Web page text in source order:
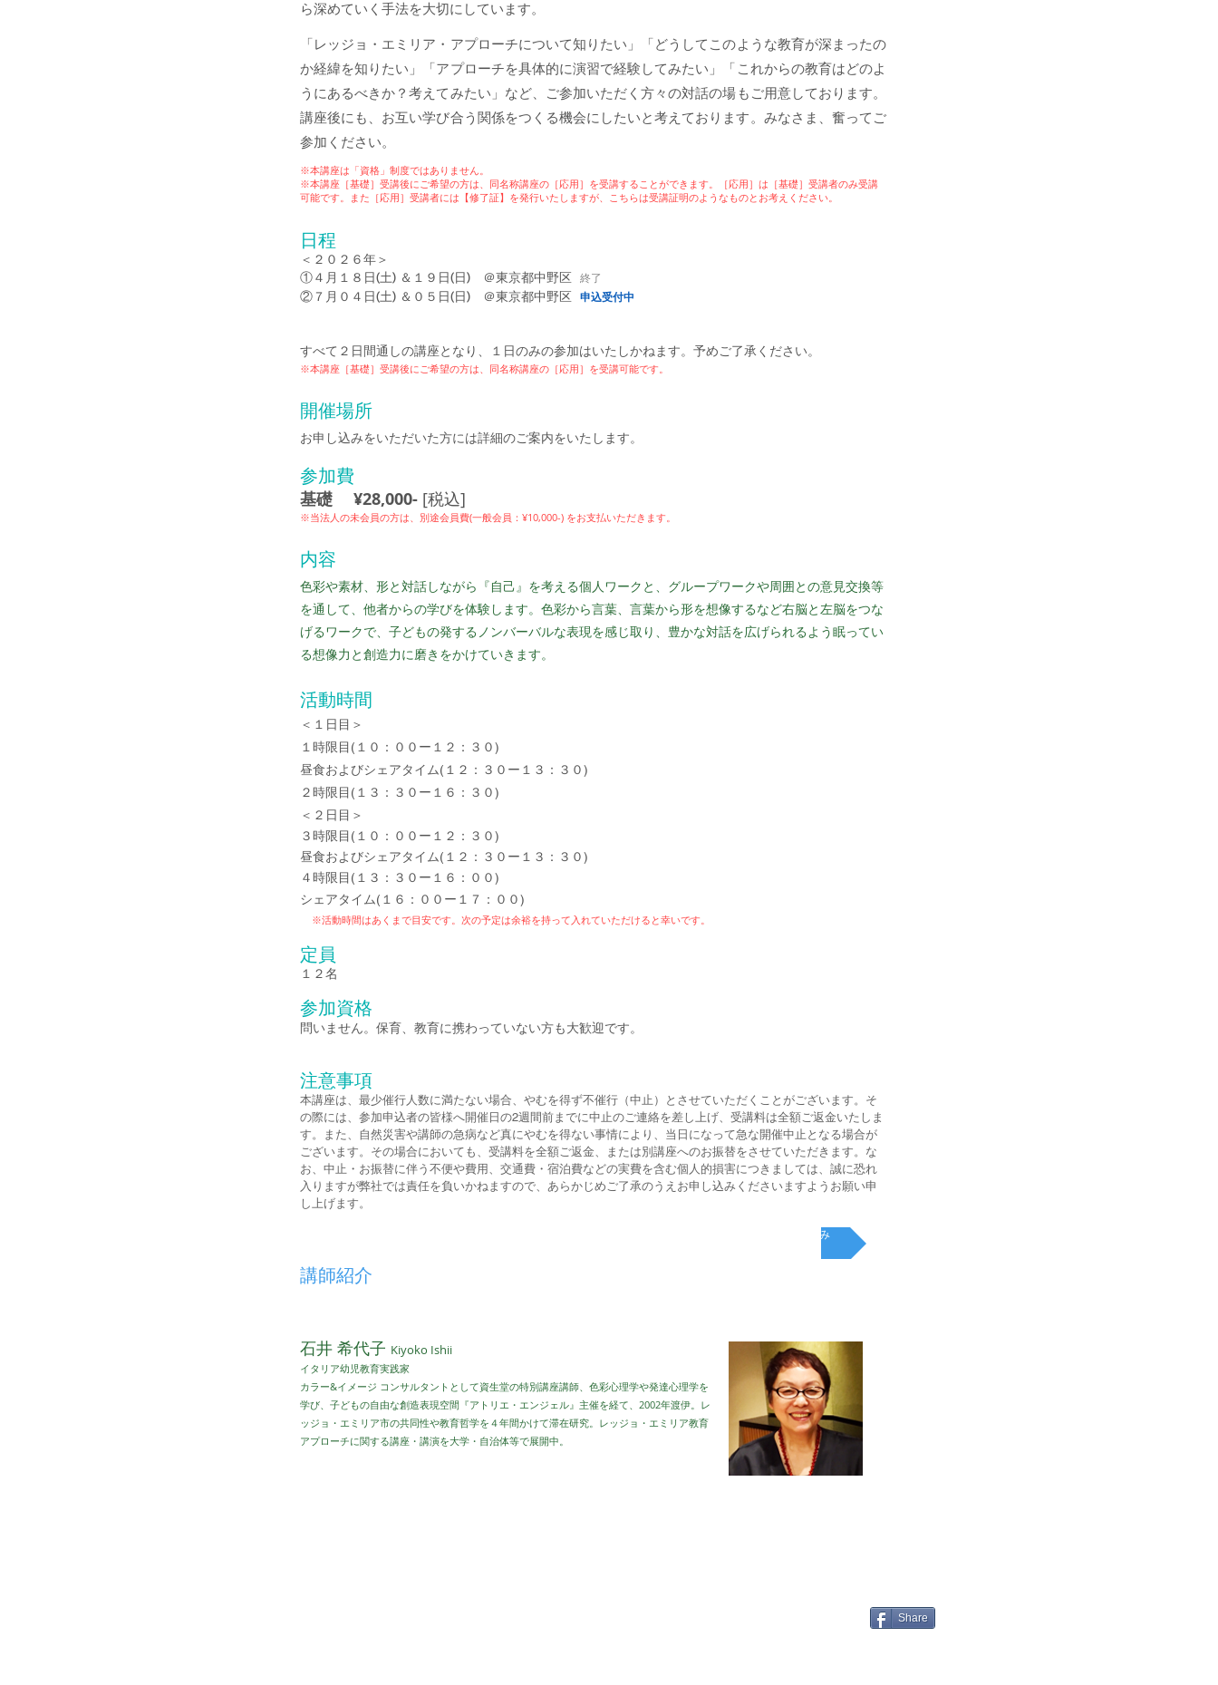
ら深めていく手法を大切にしています。
「レッジョ・エミリア・アプローチについて知りたい」「どうしてこのような教育が深まったの
か経緯を知りたい」「アプローチを具体的に演習で経験してみたい」「これからの教育はどのよ
うにあるべきか？考えてみたい」など、ご参加いただく方々の対話の場もご用意しております。
講座後にも、お互い学び合う関係をつくる機会にしたいと考えております。​みなさま、奮ってご
参加ください。
※本講座は「資格」制度ではありません。
※本講座［基礎］受講後にご希望の方は、同名称講座の［応用］ を受講することができます。
［応用］は［基礎］受講者のみ受講
可能です。​
また［応用］受講者には【修了証】を発行いたしますが、こちらは受講証明のようなものとお考えください。
日程
＜２０２６年＞
①４月１８ 日(土) ＆１９ 日(日) ＠東京都中野区 終了
②７月０４ 日(土) ＆０５ 日(日) ＠東京都中野区 申込受付中
すべて２日間通しの講座となり、１日のみの参加はいたしかねます。予めご了承ください。
※本講座［基礎］受講後にご希望の方は、同名称講座の［応用］を受講可能です。
開催場所
お申し込みをいただいた方には詳細のご案内をいたします。
参加費
基礎 ¥28,000- [税込]
​※当法人の未会員の方は、別途会員費(一般会員：¥10,000-) をお支払いただきます。
内容
色彩や素材、形と対話しながら『自己』を考える個人ワークと、 グループワークや周囲との意見交換等
を通して、他者からの学びを体験します。色彩から言葉、言葉から形を想像するなど右脳と左脳をつな
げるワークで、子どもの発するノンバーバルな表現を感じ取り、豊かな対話を広げられるよう眠ってい
る想像力と創造力に磨きをかけていきます。
活動時間
＜１日目＞
１時限目(１０：００ー１２：３０)
昼食およびシェアタイム(１２：３０ー１３：３０)
２時限目(１３：３０ー１６：３０)
＜ ２日目＞
３時限目(１０：００ー１２：３０)
昼食およびシェアタイム(１２：３０ー１３：３０)
４時限目(１３：３０ー１６：００)
シェアタイム(１６：００ー１７：００)
※活動時間はあくまで目安です。次の予定は余裕を持って入れていただけると幸いです。
定員
１２名
参加資格
問いません。 保育、教育に携わっていない方も大歓迎です。​
注意事項
本講座は、最少催行人数に満たない場合、やむを得ず不催行（中止）とさせていただくことがございます。そ
の際には、参加申込者の皆様へ開催日の2週間前までに中止のご連絡を差し上げ、受講料は全額ご返金いたしま
す。また、自然災害や講師の急病など真にやむを得ない事情により、当日になって急な開催中止となる場合が
ございます。その場合においても、受講料を全額ご返金、または別講座へのお振替をさせていただきます。な
お、中止・お振替に伴う不便や費用、交通費・宿泊費などの実費を含む個人的損害につきましては、誠に恐れ
入りますが弊社では責任を負いかねますので、あらかじめご了承のうえお申し込みくださいますようお願い申
し上げます。​
講師紹介
[基礎] 講習お申込み
石井 希代子 Kiyoko Ishii
イタリア幼児教育実践家
カラー&イメージ コンサルタントとして資生堂の特別講座講師、色彩心理学や発達心理学を
学び、子どもの自由な創造表現空間『アトリエ・エンジェル』主催を経て、2002年渡伊。 レ
ッジョ・エミリア市の共同性や教育哲学を４年間かけて滞在研究。 レッジョ・エミリア教育
アプローチに関する講座・講演を大学・自治体等で展開中。
Share